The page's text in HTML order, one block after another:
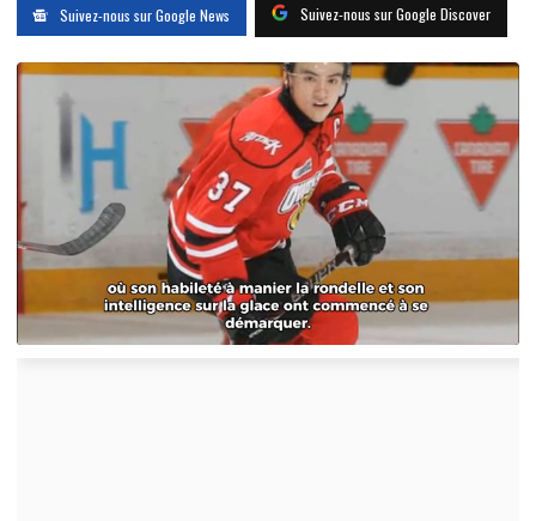
Suivez-nous sur Google News Suivez-nous sur Google Discover